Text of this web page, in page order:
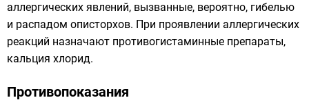
аллергических явлений, вызванные, вероятно, гибелью
и распадом описторхов. При проявлении аллергических
реакций назначают противогистаминные препараты,
кальция хлорид.
Противопоказания